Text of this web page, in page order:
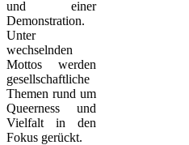
und einer
Demonstration.
Unter
wechselnden
Mottos werden
gesellschaftliche
Themen rund um
Queerness und
Vielfalt in den
Fokus gerückt.